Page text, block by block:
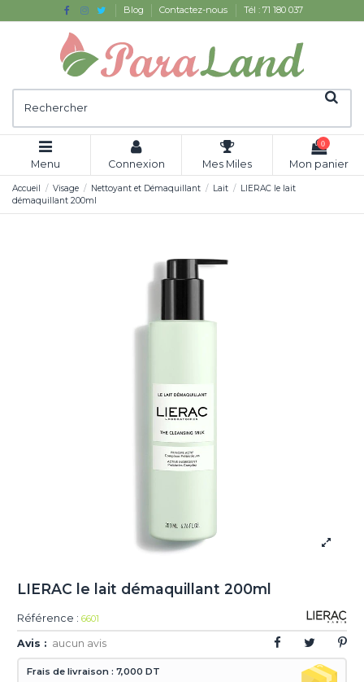
Blog Contactez-nous Tél : 71 180 037
Menu Connexion Mes Miles
0
Mon panier
Accueil Visage Nettoyant et Démaquillant Lait
LIERAC le lait
démaquillant 200ml
LIERAC le lait démaquillant 200ml
Référence : 6601
Avis : aucun avis
Frais de livraison : 7,000 DT